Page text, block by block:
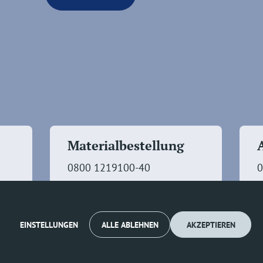
AKZEPTIEREN
ALLE ABLEHNEN
EINSTELLUNGEN
Materialbestellung
0800 1219100-40